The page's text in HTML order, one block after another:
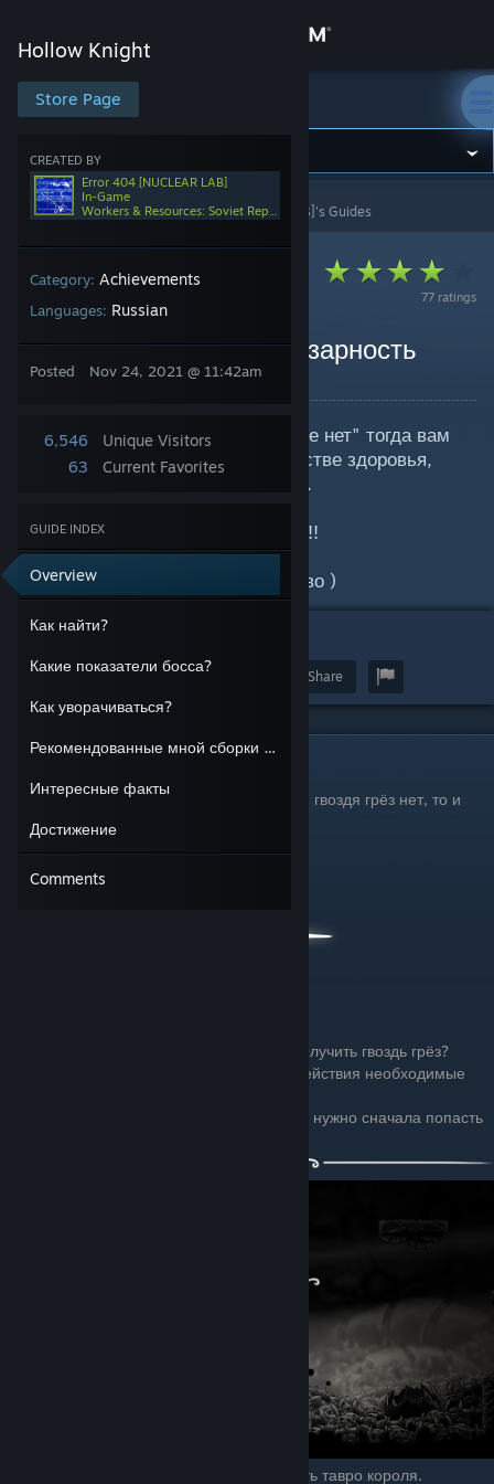
Store
Community
About
Support
Change language
View desktop website
Hollow Knight
Store Page
CREATED BY
Error 404 [NUCLEAR LAB]
In-Game
Workers & Resources: Soviet Republic
Category: Achievements
Languages: Russian
Posted Nov 24, 2021 @ 11:42am
6,546
Unique Visitors
63
Current Favorites
GUIDE INDEX
Overview
Как найти?
Какие показатели босса?
Как уворачиваться?
Рекомендованные мной сборки амулетов
Интересные факты
Достижение
Comments
Hollow Knight
Hollow Knight >Guides >Error 404 [NUCLEAR LAB]'s Guides
77 ratings
[RU] Как победить Лучезарность
By Error 404 [NUCLEAR LAB]
Что хотите концовку "Грёз больше нет" тогда вам
сюда, тут повествуется о количестве здоровья,
урон и разбор атак Лучезарности.
ВНИМАНИЕ возможно спойлеры!!!
( Пожалуйста оцените руководство )
Award Share
Как найти?
Лучезарность - это босс грёз, так что, если гвоздя грёз нет, то и
призыва.
Хотя не понимаю, как можно за игру не получить гвоздь грёз?
Ну, а если есть, то тогда это ещё не все действия необходимые
Нужно получить душу короля, для которой нужно сначала попасть
Но чтобы попасть в бездну, нужно получить тавро короля.